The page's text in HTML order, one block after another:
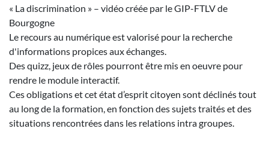
« La discrimination » – vidéo créée par le GIP-FTLV de
Bourgogne
Le recours au numérique est valorisé pour la recherche
d'informations propices aux échanges.
Des quizz, jeux de rôles pourront être mis en oeuvre pour
rendre le module interactif.
Ces obligations et cet état d’esprit citoyen sont déclinés tout
au long de la formation, en fonction des sujets traités et des
situations rencontrées dans les relations intra groupes.